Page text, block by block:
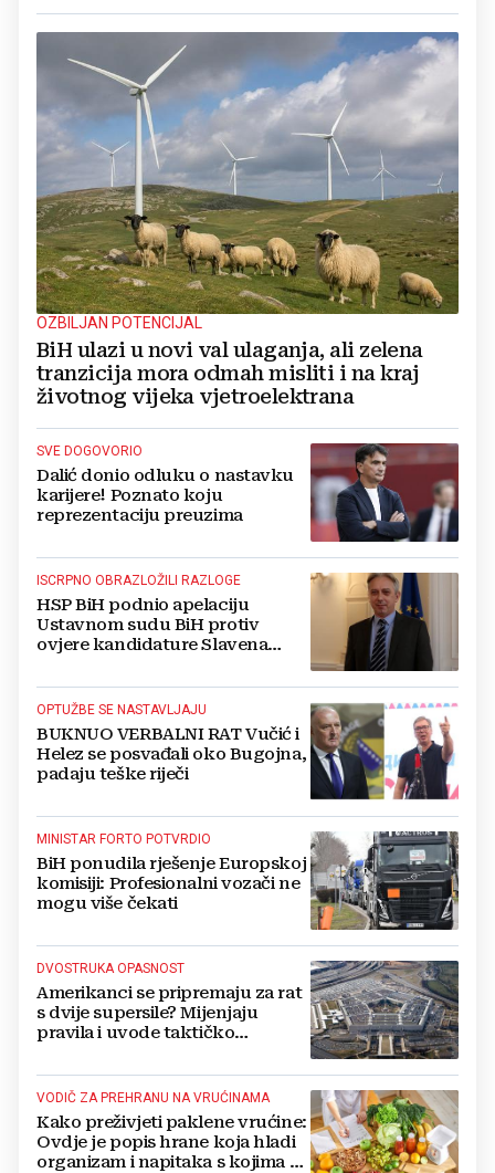
OZBILJAN POTENCIJAL
BiH ulazi u novi val ulaganja, ali zelena
tranzicija mora odmah misliti i na kraj
životnog vijeka vjetroelektrana
SVE DOGOVORIO
Dalić donio odluku o nastavku
karijere! Poznato koju
reprezentaciju preuzima
ISCRPNO OBRAZLOŽILI RAZLOGE
HSP BiH podnio apelaciju
Ustavnom sudu BiH protiv
ovjere kandidature Slavena
OPTUŽBE SE NASTAVLJAJU
BUKNUO VERBALNI RAT Vučić i
Helez se posvađali oko Bugojna,
padaju teške riječi
MINISTAR FORTO POTVRDIO
BiH ponudila rješenje Europskoj
komisiji: Profesionalni vozači ne
mogu više čekati
DVOSTRUKA OPASNOST
Amerikanci se pripremaju za rat
s dvije supersile? Mijenjaju
pravila i uvode taktičko
VODIČ ZA PREHRANU NA VRUĆINAMA
Kako preživjeti paklene vrućine:
Ovdje je popis hrane koja hladi
organizam i napitaka s kojima si